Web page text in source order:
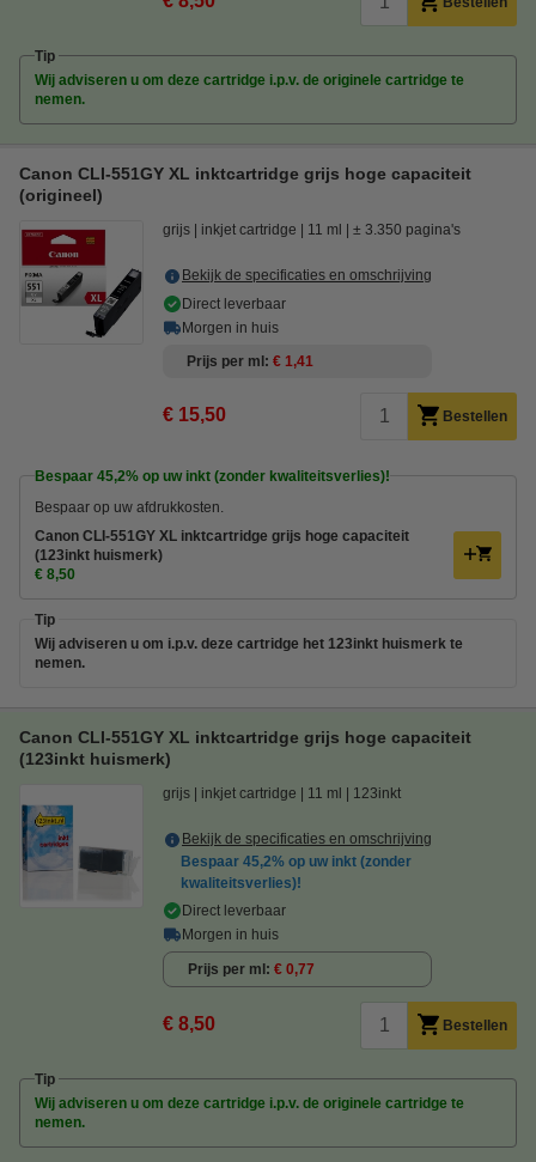
Tip
Wij adviseren u om deze cartridge i.p.v. de originele cartridge te
nemen.
Canon CLI-551GY XL inktcartridge grijs hoge capaciteit
(origineel)
grijs inkjet cartridge 11 ml ± 3.350 pagina's
Bekijk de specificaties en omschrijving
Direct leverbaar
Morgen in huis
Prijs per ml
€ 1,41
€ 15,50 Bestellen
Bespaar 45,2% op uw inkt (zonder kwaliteitsverlies)!
Bespaar op uw afdrukkosten.
Canon CLI-551GY XL inktcartridge grijs hoge capaciteit
(123inkt huismerk)
€ 8,50
Tip
Wij adviseren u om i.p.v. deze cartridge het 123inkt huismerk te
nemen.
Canon CLI-551GY XL inktcartridge grijs hoge capaciteit
(123inkt huismerk)
grijs inkjet cartridge 11 ml 123inkt
Bekijk de specificaties en omschrijving
Bespaar 45,2% op uw inkt (zonder
kwaliteitsverlies)!
Direct leverbaar
Morgen in huis
Prijs per ml € 0,77
€ 8,50 Bestellen
Tip
Wij adviseren u om deze cartridge i.p.v. de originele cartridge te
nemen.